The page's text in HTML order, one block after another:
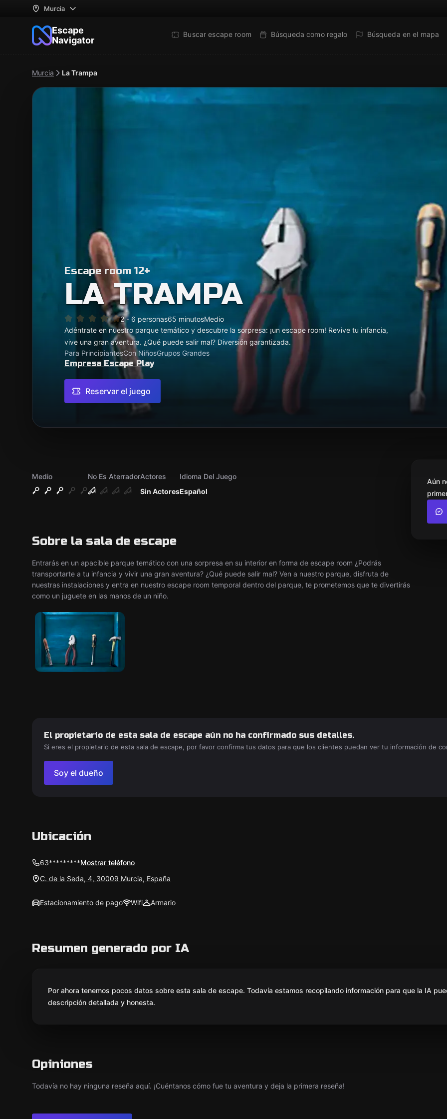
Murcia
Escape
Navigator
Buscar escape room Búsqueda como regalo Búsqueda en el mapa
Murcia La Trampa
Escape room 12+
LA TRAMPA
2 - 6 personas65 minutosMedio
Adéntrate en nuestro parque temático y descubre la sorpresa: ¡un escape room! Revive tu infancia,
vive una gran aventura. ¿Qué puede salir mal? Diversión garantizada.
Para PrincipiantesCon NiñosGrupos Grandes
Empresa Escape Play
Reservar el juego
Medio
No Es Aterrador
Sin Actores
Actores
Español
Idioma Del Juego
Sobre la sala de escape
Entrarás en un apacible parque temático con una sorpresa en su interior en forma de escape room ¿Podrás
transportarte a tu infancia y vivir una gran aventura? ¿Qué puede salir mal? Ven a nuestro parque, disfruta de
nuestras instalaciones y entra en nuestro escape room temporal dentro del parque, te prometemos que te divertirás
como un juguete en las manos de un niño.
Aún
El propietario de esta sala de escape aún no ha confirmado sus detalles.
Si eres el propietario de esta sala de escape, por favor confirma tus datos para que los clientes puedan ver tu información de
Soy el dueño
Ubicación
63*********Mostrar teléfono
C. de la Seda, 4, 30009 Murcia, España
Estacionamiento de pago Wifi Armario
Resumen generado por IA
Por ahora tenemos pocos datos sobre esta sala de escape. Todavía estamos recopilando información para que la IA
descripción detallada y honesta.
Opiniones
Todavía no hay ninguna reseña aquí. ¡Cuéntanos cómo fue tu aventura y deja la primera reseña!